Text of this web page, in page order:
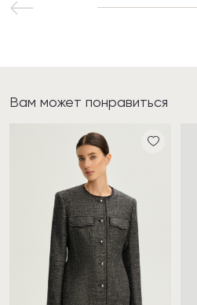
Вам может понравиться